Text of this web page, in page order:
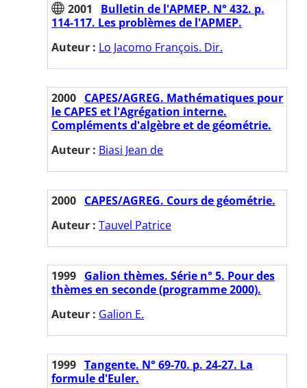
2001
Bulletin de l'APMEP. N° 432. p.
114-117. Les problèmes de l'APMEP.
Auteur : Lo Jacomo François. Dir.
2000 CAPES/AGREG. Mathématiques pour
le CAPES et l'Agrégation interne.
Compléments d'algèbre et de géométrie.
Auteur : Biasi Jean de
2000 CAPES/AGREG. Cours de géométrie.
Auteur : Tauvel Patrice
1999 Galion thèmes. Série n° 5. Pour des
thèmes en seconde (programme 2000).
Auteur : Galion E.
1999 Tangente. N° 69-70. p. 24-27. La
formule d'Euler.